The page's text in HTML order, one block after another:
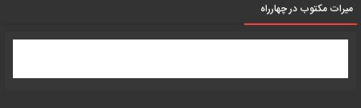
میرات مکتوب در چهارراه